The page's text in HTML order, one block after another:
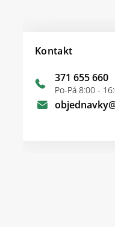
Kontakt
objednavky
371 655 660
Po-Pá 8:00 -